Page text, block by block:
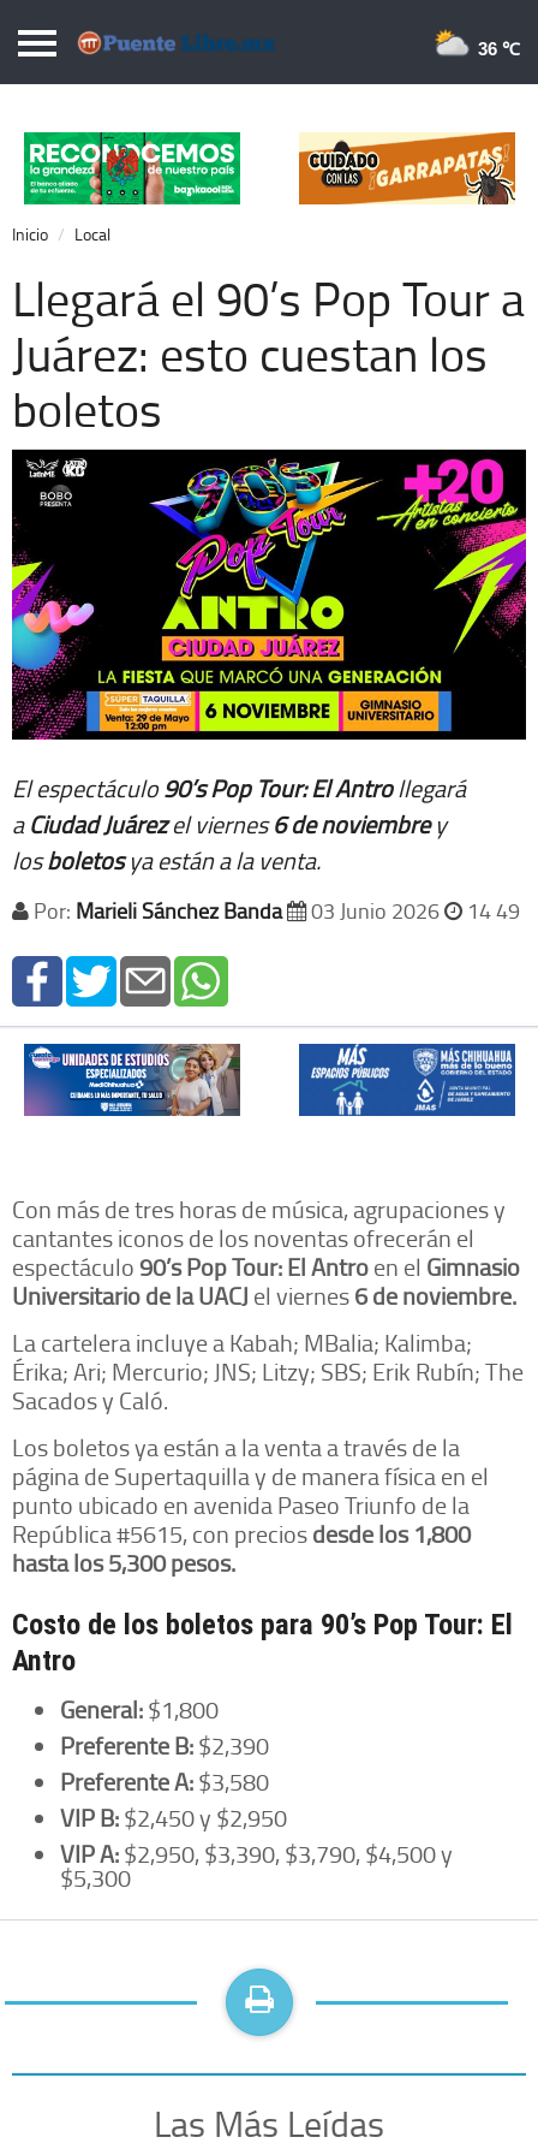
Puentelibre.mx
Local
Nacional
Opinión
Cronos
Economía
Espectáculos
Extra +
36 ℃
Inicio Local
Llegará el 90’s Pop Tour a
Juárez: esto cuestan los
boletos
El espectáculo90’s Pop Tour: El Antrollegará
aCiudad Juárezel viernes6 de noviembrey
losboletosya están a la venta.
Por: Marieli Sánchez Banda 03 Junio 2026 14 49
Con más de tres horas de música, agrupaciones y
cantantes iconos de los noventas ofrecerán el
espectáculo90’s Pop Tour: El Antroen el Gimnasio
Universitario de la UACJ el viernes6 de noviembre.
La cartelera incluye a Kabah; MBalia; Kalimba;
Érika; Ari; Mercurio; JNS; Litzy; SBS; Erik Rubín; The
Sacados y Caló.
Los boletos ya están a la venta a través de la
página de Supertaquilla y de manera física en el
punto ubicado en avenida Paseo Triunfo de la
República #5615, con preciosdesde los 1,800
hasta los 5,300 pesos.
Costo de los boletos para 90’s Pop Tour: El
Antro
General:$1,800
Preferente B:$2,390
Preferente A:$3,580
VIP B:$2,450 y $2,950
VIP A:$2,950, $3,390, $3,790, $4,500 y
$5,300
Las Más Leídas